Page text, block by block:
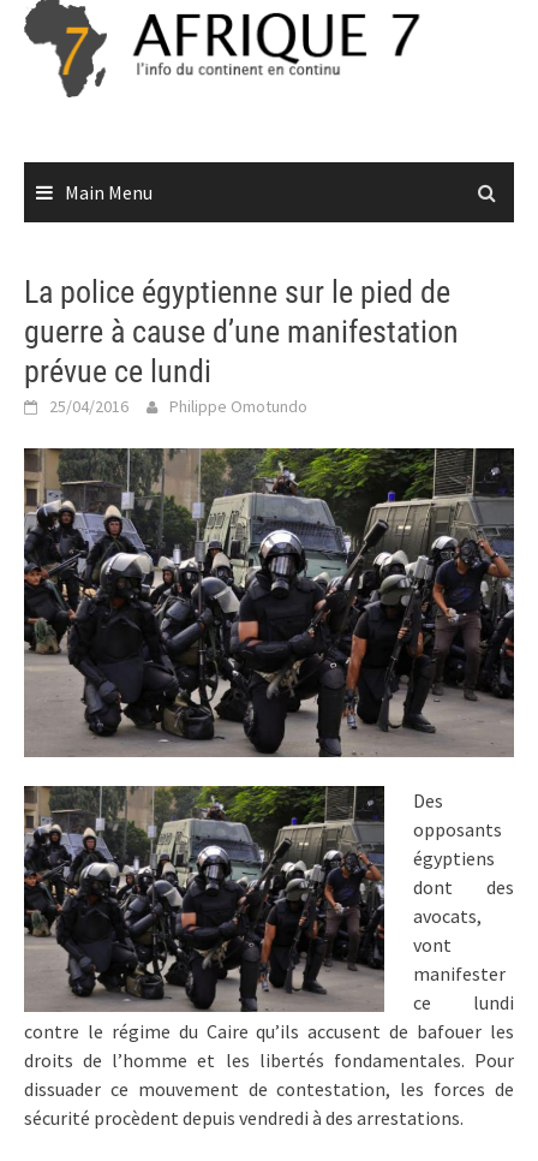
Skip
content
Main Menu
La police égyptienne sur le pied de
guerre à cause d’une manifestation
prévue ce lundi
25/04/2016 Philippe Omotundo
Des
opposants
égyptiens
dont des
avocats,
vont
manifester
ce lundi
contre le régime du Caire qu’ils accusent de bafouer les
droits de l’homme et les libertés fondamentales. Pour
dissuader ce mouvement de contestation, les forces de
sécurité procèdent depuis vendredi à des arrestations.